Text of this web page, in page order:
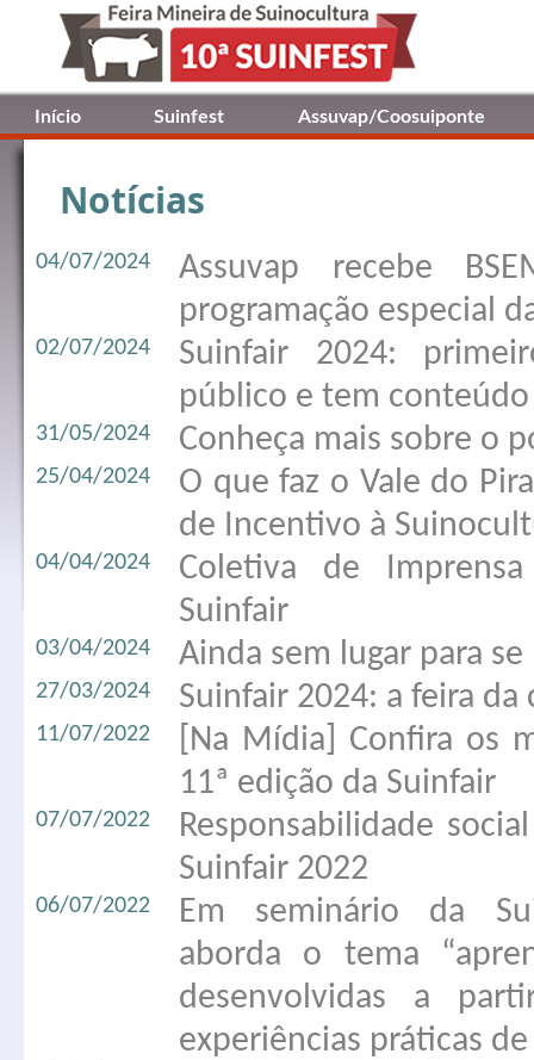
Início Suinfest Assuvap/Coosuiponte
Notícias
04/07/2024
Assuvap recebe
programação especial
02/07/2024
Suinfair 2024:
público e tem
31/05/2024 Conheça mais sobre o
25/04/2024
O que faz o Vale do
de Incentivo à
04/04/2024
Coletiva de
Suinfair
03/04/2024 Ainda sem lugar para
27/03/2024 Suinfair 2024: a feira da
11/07/2022
[Na Mídia] Confira os
11ª edição da Suinfair
07/07/2022
Responsabilidade
Suinfair 2022
06/07/2022
Em seminário da
aborda o tema
desenvolvidas a
experiências práticas